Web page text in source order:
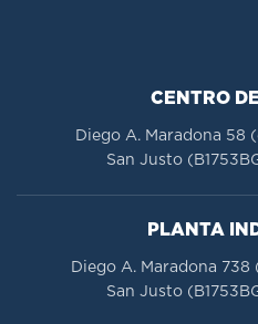
CENTRO
Diego A. Maradona 58
San Justo
PLANTA
Diego A. Maradona
San Justo